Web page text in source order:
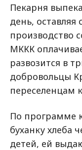
Пекарня
день, оставляя
производство
МККК
развозится в
добровольцы
переселенцам
По программе
буханку хлеба
детей, ей